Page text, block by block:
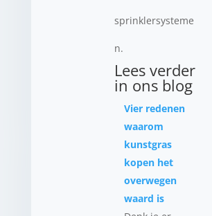
sprinklersysteme
n.
Lees verder
in ons blog
Vier redenen
waarom
kunstgras
kopen het
overwegen
waard is